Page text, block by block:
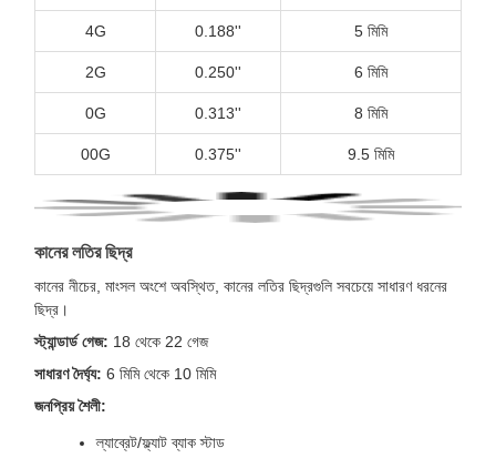
4G 0.188'' 5 মিমি
2G 0.250'' 6 মিমি
0G 0.313'' 8 মিমি
00G 0.375'' 9.5 মিমি
কানের লতির ছিদ্র
কানের নীচের, মাংসল অংশে অবস্থিত, কানের লতির ছিদ্রগুলি সবচেয়ে সাধারণ ধরনের
ছিদ্র।
স্ট্যান্ডার্ড গেজ: 18 থেকে 22 গেজ
সাধারণ দৈর্ঘ্য: 6 মিমি থেকে 10 মিমি
জনপ্রিয় শৈলী:
ল্যাব্রেট/ফ্ল্যাট ব্যাক স্টাড